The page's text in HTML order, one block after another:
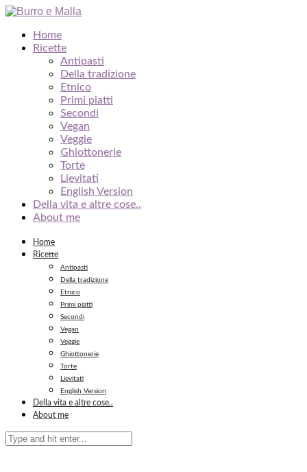
Home
Ricette
Antipasti
Della tradizione
Etnico
Primi piatti
Secondi
Vegan
Veggie
Ghiottonerie
Torte
Lievitati
English Version
Della vita e altre cose..
About me
Home
Ricette
Antipasti
Della tradizione
Etnico
Primi piatti
Secondi
Vegan
Veggie
Ghiottonerie
Torte
Lievitati
English Version
Della vita e altre cose..
About me